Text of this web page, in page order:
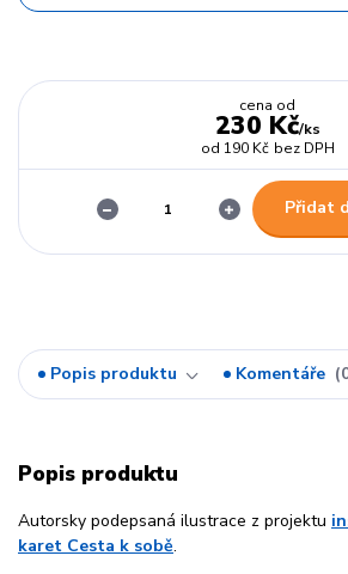
cena od
230 Kč/ks
od 190 Kč bez DPH
Přidat
Popis produktu Komentáře
Popis produktu
Autorsky podepsaná ilustrace z projektu
karet Cesta k sobě.